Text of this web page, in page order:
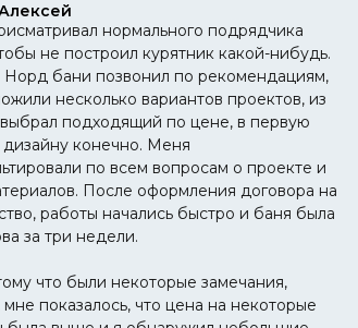
нормального подрядчика
не построил курятник какой-нибудь.
Норд бани позвонил по рекомендациям,
несколько вариантов проектов, из
выбрал подходящий по цене, в первую
конечно. Меня
по всем вопросам о проекте и
После оформления договора на
работы начались быстро и баня была
за три недели.
что были некоторые замечания,
показалось, что цена на некоторые